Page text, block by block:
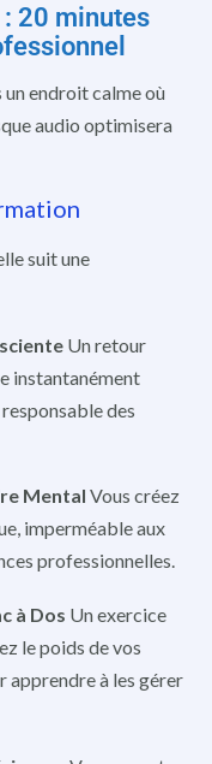
: 20 minutes
endroit calme où
audio optimisera
suit une
Un retour
instantanément
des
Mental Vous créez
imperméable aux
professionnelles.
à Dos Un exercice
le poids de vos
apprendre à les gérer